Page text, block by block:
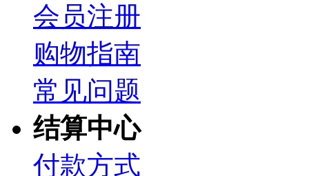
会员注册
购物指南
常见问题
结算中心
付款方式